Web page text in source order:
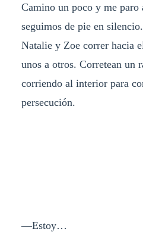
Camino un poco y me
seguimos de pie en
Natalie y Zoe correr hacia
unos a otros. Corretean un
corriendo al interior para
persecución.
—Estoy…